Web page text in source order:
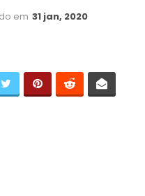
em 31 jan, 2020